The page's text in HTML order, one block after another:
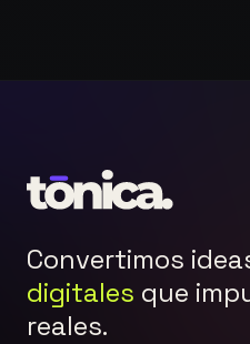
Convertimos
digitales que
reales.